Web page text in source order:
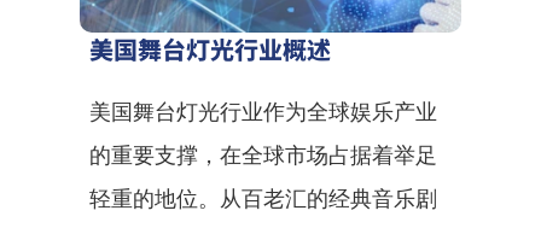
美国舞台灯光行业概述
美国舞台灯光行业作为全球娱乐产业
的重要支撑，在全球市场占据着举足
轻重的地位。从百老汇的经典音乐剧